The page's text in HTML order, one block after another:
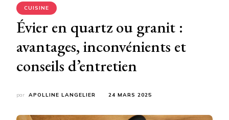
CUISINE
Évier en quartz ou granit :
avantages, inconvénients et
conseils d’entretien
par APOLLINE LANGELIER 24 MARS 2025